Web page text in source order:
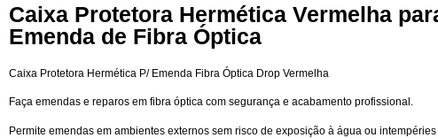
Caixa Protetora Hermética Vermelha
Emenda de Fibra Óptica
Caixa Protetora Hermética P/ Emenda Fibra Óptica Drop Vermelha
Faça emendas e reparos em fibra óptica com segurança e acabamento profissional.
Permite emendas em ambientes externos sem risco de exposição à água ou